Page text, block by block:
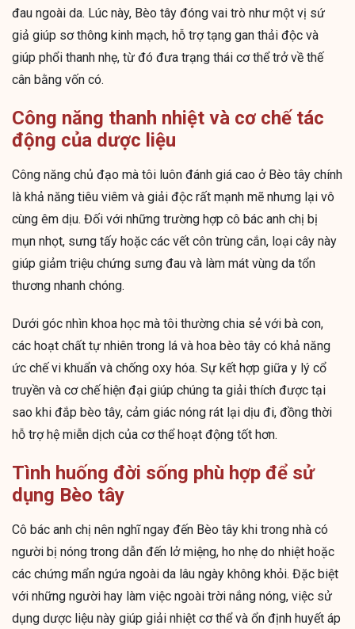
đau ngoài da. Lúc này, Bèo tây đóng vai trò như một vị sứ
giả giúp sơ thông kinh mạch, hỗ trợ tạng gan thải độc và
giúp phổi thanh nhẹ, từ đó đưa trạng thái cơ thể trở về thế
cân bằng vốn có.
Công năng thanh nhiệt và cơ chế tác
động của dược liệu
Công năng chủ đạo mà tôi luôn đánh giá cao ở Bèo tây chính
là khả năng tiêu viêm và giải độc rất mạnh mẽ nhưng lại vô
cùng êm dịu. Đối với những trường hợp cô bác anh chị bị
mụn nhọt, sưng tấy hoặc các vết côn trùng cắn, loại cây này
giúp giảm triệu chứng sưng đau và làm mát vùng da tổn
thương nhanh chóng.
Dưới góc nhìn khoa học mà tôi thường chia sẻ với bà con,
các hoạt chất tự nhiên trong lá và hoa bèo tây có khả năng
ức chế vi khuẩn và chống oxy hóa. Sự kết hợp giữa y lý cổ
truyền và cơ chế hiện đại giúp chúng ta giải thích được tại
sao khi đắp bèo tây, cảm giác nóng rát lại dịu đi, đồng thời
hỗ trợ hệ miễn dịch của cơ thể hoạt động tốt hơn.
Tình huống đời sống phù hợp để sử
dụng Bèo tây
Cô bác anh chị nên nghĩ ngay đến Bèo tây khi trong nhà có
người bị nóng trong dẫn đến lở miệng, ho nhẹ do nhiệt hoặc
các chứng mẩn ngứa ngoài da lâu ngày không khỏi. Đặc biệt
với những người hay làm việc ngoài trời nắng nóng, việc sử
dụng dược liệu này giúp giải nhiệt cơ thể và ổn định huyết áp